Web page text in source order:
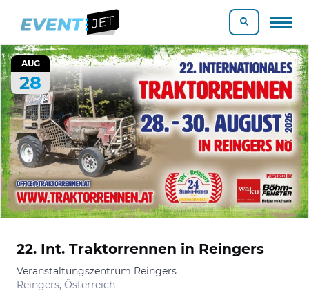
AUG
28
22. Int. Traktorrennen in Reingers
Veranstaltungszentrum Reingers
Reingers, Österreich